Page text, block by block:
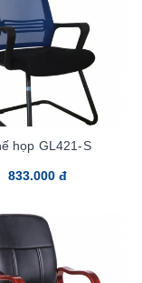
họp GL421-S
833.000 đ